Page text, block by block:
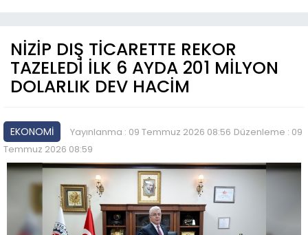
NİZİP DIŞ TİCARETTE REKOR
TAZELEDİ İLK 6 AYDA 201 MİLYON
DOLARLIK DEV HACİM
EKONOMİ Yayınlanma : 09 Temmuz 2026 08:56 Düzenleme : 09
Temmuz 2026 08:59